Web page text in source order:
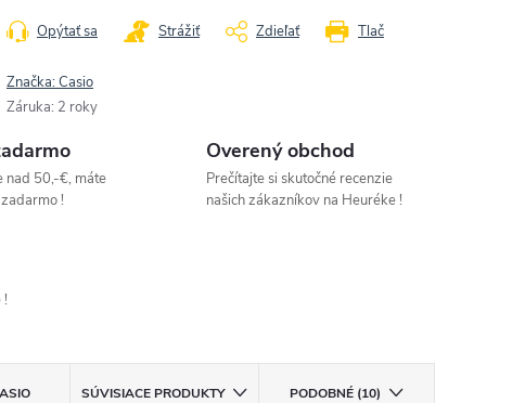
Tlač
Opýtať sa Strážiť Zdieľať
Značka:Casio
Záruka: 2 roky
nad 50,-€, máte
!
Overený obchod
Prečítajte si skutočné recenzie
našich zákazníkov na Heuréke !
SÚVISIACE PRODUKTY PODOBNÉ (10)